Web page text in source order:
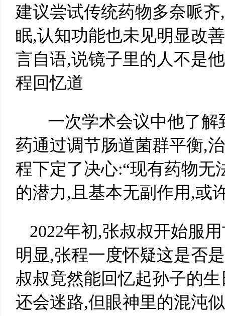
建议尝试传统药物多奈哌
眠,认知功能也未见明显改
言自语,说镜子里的人不是
程回忆道
一次学术会议中他了解
药通过调节肠道菌群平衡,
程下定了决心:“现有药物无
的潜力,且基本无副作用,或
2022年初,张叔叔开始服
明显,张程一度怀疑这是否
叔叔竟然能回忆起孙子的
还会迷路,但眼神里的混沌